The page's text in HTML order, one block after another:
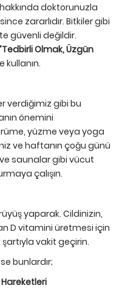
doktorunuzla
zararlıdır. Bitkiler gibi
güvenli değildir.
Olmak, Üzgün
kullanın.
verdiğimiz gibi bu
önemini
yüzme veya yoga
ve haftanın çoğu günü
saunalar gibi vücut
çalışın.
yaparak. Cildinizin,
D vitamini üretmesi için
vakit geçirin.
bunlardır;